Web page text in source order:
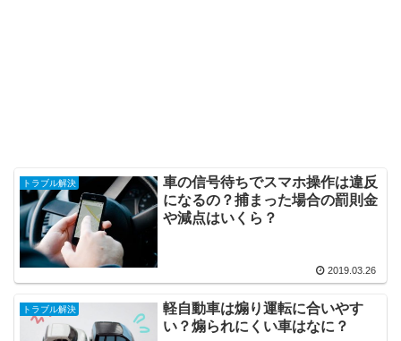
トラブル解決
車の信号待ちでスマホ操作は違反
になるの？捕まった場合の罰則金
や減点はいくら？
2019.03.26
トラブル解決
軽自動車は煽り運転に合いやす
い？煽られにくい車はなに？